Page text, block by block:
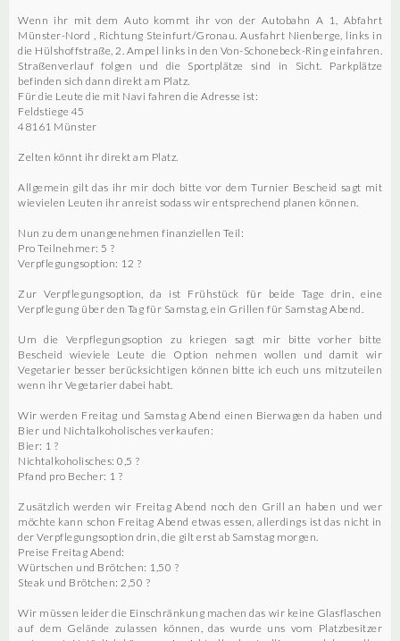
Wenn ihr mit dem Auto kommt ihr von der Autobahn A 1, Abfahrt
Münster-Nord , Richtung Steinfurt/Gronau. Ausfahrt Nienberge, links in
die Hülshoffstraße, 2. Ampel links in den Von-Schonebeck-Ring einfahren.
Straßenverlauf folgen und die Sportplätze sind in Sicht. Parkplätze
befinden sich dann direkt am Platz.
Für die Leute die mit Navi fahren die Adresse ist:
Feldstiege 45
48161 Münster
Zelten könnt ihr direkt am Platz.
Allgemein gilt das ihr mir doch bitte vor dem Turnier Bescheid sagt mit
wievielen Leuten ihr anreist sodass wir entsprechend planen können.
Nun zu dem unangenehmen finanziellen Teil:
Pro Teilnehmer: 5 ?
Verpflegungsoption: 12 ?
Zur Verpflegungsoption, da ist Frühstück für beide Tage drin, eine
Verpflegung über den Tag für Samstag, ein Grillen für Samstag Abend.
Um die Verpflegungsoption zu kriegen sagt mir bitte vorher bitte
Bescheid wieviele Leute die Option nehmen wollen und damit wir
Vegetarier besser berücksichtigen können bitte ich euch uns mitzuteilen
wenn ihr Vegetarier dabei habt.
Wir werden Freitag und Samstag Abend einen Bierwagen da haben und
Bier und Nichtalkoholisches verkaufen:
Bier: 1 ?
Nichtalkoholisches: 0,5 ?
Pfand pro Becher: 1 ?
Zusätzlich werden wir Freitag Abend noch den Grill an haben und wer
möchte kann schon Freitag Abend etwas essen, allerdings ist das nicht in
der Verpflegungsoption drin, die gilt erst ab Samstag morgen.
Preise Freitag Abend:
Würtschen und Brötchen: 1,50 ?
Steak und Brötchen: 2,50 ?
Wir müssen leider die Einschränkung machen das wir keine Glasflaschen
auf dem Gelände zulassen können, das wurde uns vom Platzbesitzer